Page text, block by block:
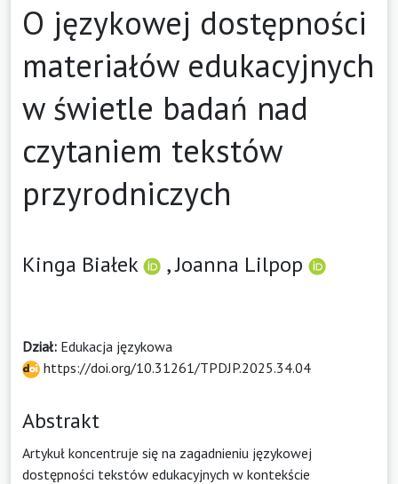
O językowej dostępności
materiałów edukacyjnych
w świetle badań nad
czytaniem tekstów
przyrodniczych
Kinga Białek ,Joanna Lilpop
Dział: Edukacja językowa
https://doi.org/10.31261/TPDJP.2025.34.04
Abstrakt
Artykuł koncentruje się na zagadnieniu językowej
dostępności tekstów edukacyjnych w kontekście